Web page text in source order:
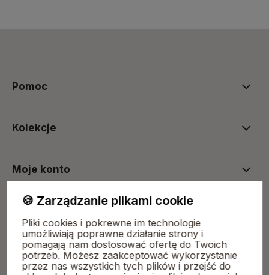
Pomoc
Kolekcje
Moje konto
Płatności i dostawa
O nas
🍪 Zarządzanie plikami cookie
Pliki cookies i pokrewne im technologie
umożliwiają poprawne działanie strony i
pomagają nam dostosować ofertę do Twoich
potrzeb. Możesz zaakceptować wykorzystanie
przez nas wszystkich tych plików i przejść do